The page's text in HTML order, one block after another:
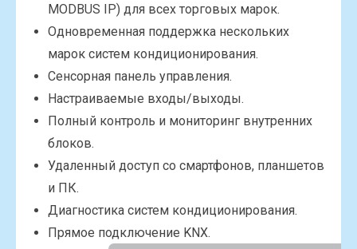
MODBUS IP) для всех торговых марок.
Одновременная поддержка нескольких
марок систем кондиционирования.
Сенсорная панель управления.
Настраиваемые входы/выходы.
Полный контроль и мониторинг внутренних
блоков.
Удаленный доступ со смартфонов, планшетов
и ПК.
Диагностика систем кондиционирования.
Прямое подключение KNX.